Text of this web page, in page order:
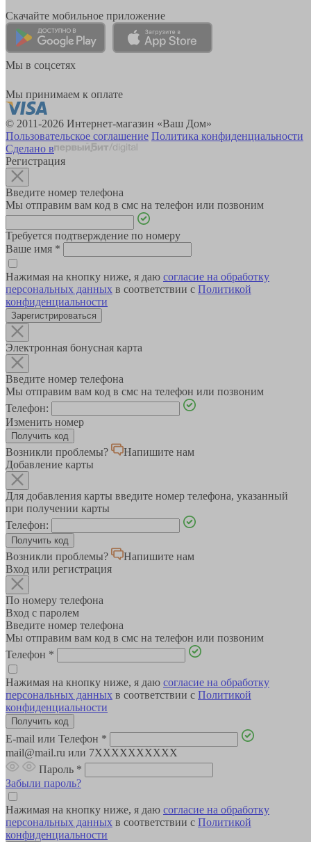
Скачайте мобильное приложение
Мы в соцсетях
Мы принимаем к оплате
© 2011-2026 Интернет-магазин «Ваш Дом»
Пользовательское соглашение Политика конфиденциальности
Сделано в
Регистрация
Введите номер телефона
Мы отправим вам код в смс на телефон или позвоним
Требуется подтверждение по номеру
Ваше имя *
Нажимая на кнопку ниже, я даю согласие на обработку
персональных данных в соответствии с Политикой
конфиденциальности
Зарегистрироваться
Электронная бонусная карта
Введите номер телефона
Мы отправим вам код в смс на телефон или позвоним
Телефон:
Изменить номер
Возникли проблемы?
Напишите нам
Добавление карты
Для добавления карты введите номер телефона, указанный
при получении карты
Телефон:
Возникли проблемы?
Напишите нам
Вход или регистрация
По номеру телефона
Вход с паролем
Введите номер телефона
Мы отправим вам код в смс на телефон или позвоним
Телефон *
Нажимая на кнопку ниже, я даю согласие на обработку
персональных данных в соответствии с Политикой
конфиденциальности
E-mail или Телефон *
mail@mail.ru или 7XXXXXXXXXX
Пароль *
Забыли пароль?
Нажимая на кнопку ниже, я даю согласие на обработку
персональных данных в соответствии с Политикой
конфиденциальности